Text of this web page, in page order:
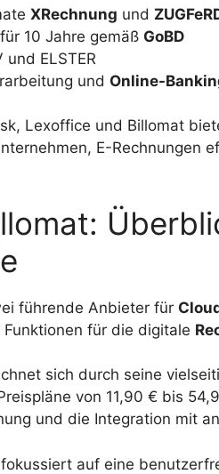
XRechnung und
10 Jahre gemäß GoBD
und ELSTER
und Online-
Lexoffice und Billomat
E-Rechnungen
führende Anbieter für
für die digitale
sich durch seine
von 11,90 € bis
und die Integration mit
auf eine